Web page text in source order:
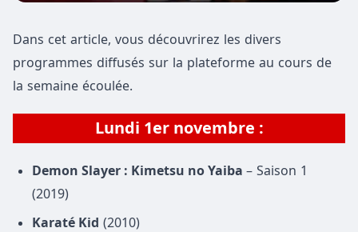
Dans cet article, vous découvrirez les divers
programmes diffusés sur la plateforme au cours de
la semaine écoulée.
Lundi 1er novembre :
Demon Slayer : Kimetsu no Yaiba – Saison 1
(2019)
Karaté Kid (2010)